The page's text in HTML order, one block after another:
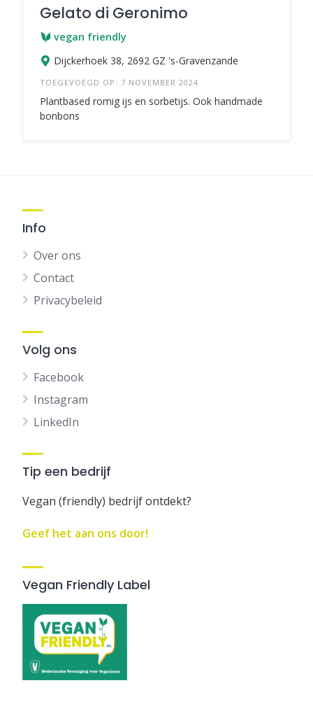
Gelato di Geronimo
vegan friendly
Dijckerhoek 38, 2692 GZ 's-Gravenzande
TOEGEVOEGD OP: 7 NOVEMBER 2024
Plantbased romig ijs en sorbetijs. Ook handmade
bonbons
Info
Over ons
Contact
Privacybeleid
Volg ons
Facebook
Instagram
LinkedIn
Tip een bedrijf
Vegan (friendly) bedrijf ontdekt?
Geef het aan ons door!
Vegan Friendly Label